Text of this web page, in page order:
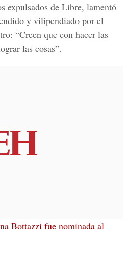
expulsados de Libre, lamentó
y vilipendiado por el
: “Creen que con hacer las
las cosas”.
Bottazzi fue nominada al